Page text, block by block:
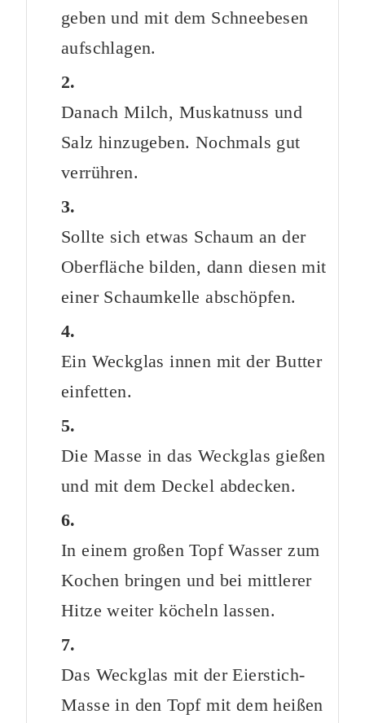
geben und mit dem Schneebesen
aufschlagen.
Danach Milch, Muskatnuss und
Salz hinzugeben. Nochmals gut
verrühren.
Sollte sich etwas Schaum an der
Oberfläche bilden, dann diesen mit
einer Schaumkelle abschöpfen.
Ein Weckglas innen mit der Butter
einfetten.
Die Masse in das Weckglas gießen
und mit dem Deckel abdecken.
In einem großen Topf Wasser zum
Kochen bringen und bei mittlerer
Hitze weiter köcheln lassen.
Das Weckglas mit der Eierstich-
Masse in den Topf mit dem heißen